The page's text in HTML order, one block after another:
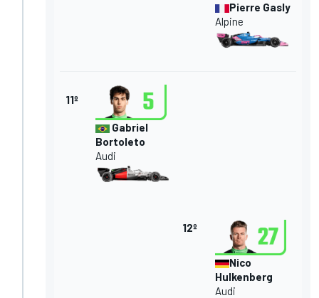
Pierre Gasly
Alpine
11º
Gabriel
Bortoleto
Audi
12º
Nico
Hulkenberg
Audi